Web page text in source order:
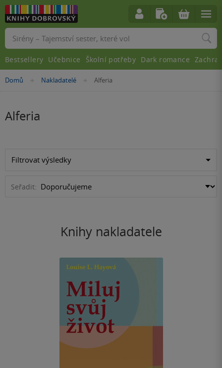
Nacházíte
Domů »
Nakladatelé »Alferia
Alferia
Filtrovat výsledky
Seřadit:
Knihy nakladatele
Vyhledávání
Bestsellery Učebnice Školní potřeby Dark romance